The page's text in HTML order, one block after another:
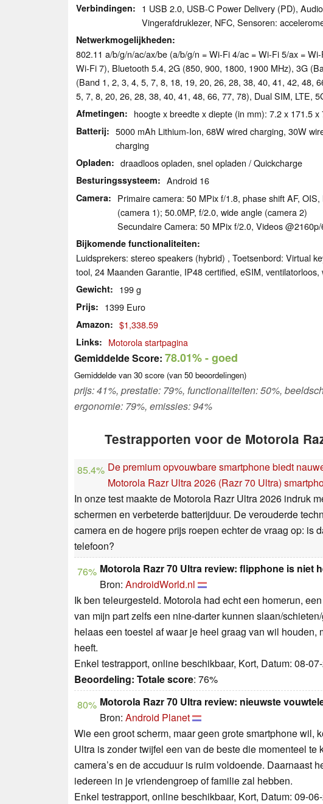
Verbindingen
1 USB 2.0, USB-C Power Delivery (PD),
Vingerafdruklezer, NFC, Sensoren:
Netwerkmogelijkheden
802.11 a/​b/​g/​n/​ac/​ax/​be (a/b/g/n = Wi-Fi 4/ac = Wi-Fi 5/ax =
Wi-Fi 7), Bluetooth 5.4, 2G (850, 900, 1800, 1900 MHz), 3G
(Band 1, 2, 3, 4, 5, 7, 8, 18, 19, 20, 26, 28, 38, 40, 41, 42, 48,
5, 7, 8, 20, 26, 28, 38, 40, 41, 48, 66, 77, 78), Dual SIM, LTE,
Afmetingen hoogte x breedte x diepte (in mm): 7.2 x 171.5 x
Batterij
5000 mAh Lithium-Ion, 68W wired charging, 30W
charging
Opladen draadloos opladen, snel opladen / Quickcharge
Besturingssysteem Android 16
Camera
Primaire camera: 50 MPix f/​1.8, phase shift AF,
(camera 1); 50.0MP, f/​2.0, wide angle (camera 2)
Secundaire Camera: 50 MPix f/​2.0, Videos
Bijkomende functionaliteiten
Luidsprekers: stereo speakers (hybrid) , Toetsenbord: Virtual
tool, 24 Maanden Garantie, IP48 certified, eSIM, ventilatorloos,
Gewicht 199 g
Prijs 1399 Euro
Amazon $1,338.59
Links Motorola startpagina
Gemiddelde Score: 78.01%- goed
Gemiddelde van 30 score (van 50 beoordelingen)
prijs: 41%, prestatie: 79%, functionaliteiten: 50%,
ergonomie: 79%, emissies: 94%
Testrapporten voor de Motorola
85.4% De premium opvouwbare smartphone biedt
Motorola Razr Ultra 2026 (Razr 70 Ultra)
In onze test maakte de Motorola Razr Ultra 2026 indruk
schermen en verbeterde batterijduur. De verouderde
camera en de hogere prijs roepen echter de vraag op: is
telefoon?
76% Motorola Razr 70 Ultra review: flipphone is niet
Bron: AndroidWorld.nl
Ik ben teleurgesteld. Motorola had echt een homerun,
van mijn part zelfs een nine-darter kunnen slaan/
helaas een toestel af waar je heel graag van wil
heeft.
Enkel testrapport, online beschikbaar, Kort, Datum: 08-
Beoordeling: Totale score: 76%
80% Motorola Razr 70 Ultra review: nieuwste
Bron: Android Planet
Wie een groot scherm, maar geen grote smartphone wil,
Ultra is zonder twijfel een van de beste die momenteel te
camera’s en de accuduur is ruim voldoende. Daarnaast
iedereen in je vriendengroep of familie zal hebben.
Enkel testrapport, online beschikbaar, Kort, Datum: 09-